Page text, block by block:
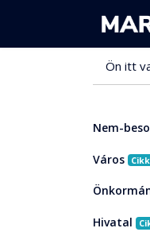
Ön itt
Nem-
Város
Hivatal